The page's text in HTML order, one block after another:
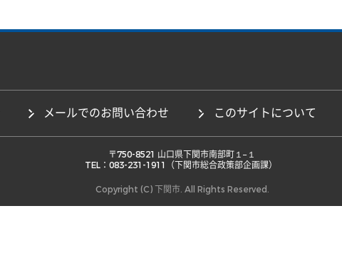
メールでのお問い合わせ このサイトについて
TEL：083-231-1911（下関市総合政策部企画課）
Copyright (C) 下関市. All Rights Reserved.